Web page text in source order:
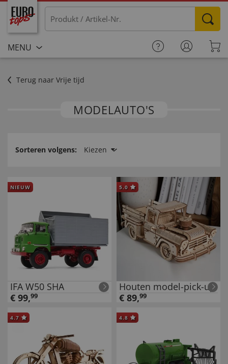
MENU
Terug naar Vrije tijd
MODELAUTO'S
Sorteren volgens: Kiezen
NIEUW
IFA W50 SHA
€ 99,99
5.0
Houten model-pick-up
€ 89,99
4.7 4.8